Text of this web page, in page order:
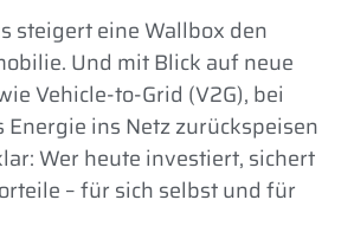
steigert eine Wallbox den
Und mit Blick auf neue
Vehicle-to-Grid (V2G), bei
Energie ins Netz zurückspeisen
Wer heute investiert, sichert
– für sich selbst und für